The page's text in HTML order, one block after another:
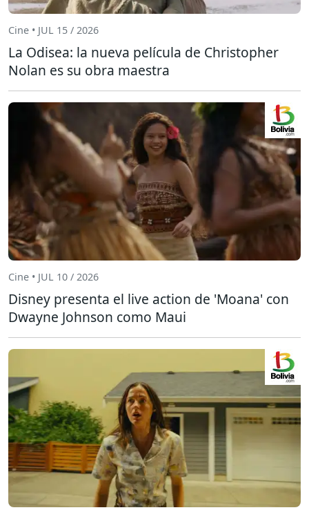
Cine • JUL 15 / 2026
La Odisea: la nueva película de Christopher
Nolan es su obra maestra
Cine • JUL 10 / 2026
Disney presenta el live action de 'Moana' con
Dwayne Johnson como Maui